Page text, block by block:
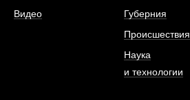
Видео
Губерния
Происшествия
Наука
и технологии